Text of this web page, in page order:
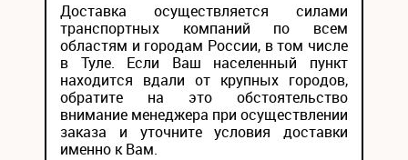
Доставка осуществляется силами
транспортных компаний по всем
областям и городам России, в том числе
в Туле. Если Ваш населенный пункт
находится вдали от крупных городов,
обратите на это обстоятельство
внимание менеджера при осуществлении
заказа и уточните условия доставки
именно к Вам.